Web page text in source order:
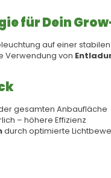
für Dein
auf einer stabilen
Verwendung von
gesamten Anbaufläche
– höhere Effizienz
durch optimierte